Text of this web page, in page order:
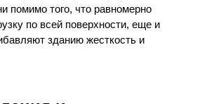
помимо того, что равномерно
по всей поверхности, еще и
зданию жесткость и